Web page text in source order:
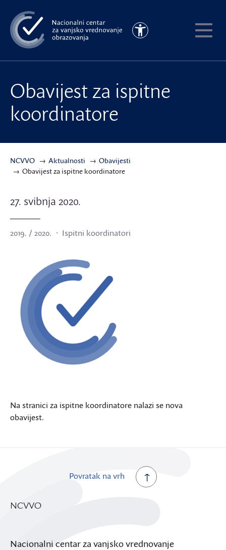
na
glavni
sadržaj
Pristupačnost
Obavijest za ispitne
koordinatore
NCVVO Aktualnosti
Obavijesti
Obavijest za ispitne koordinatore
27. svibnja 2020.
2019. / 2020. Ispitni koordinatori
Na stranici za ispitne koordinatore nalazi se nova
obavijest.
Povratak na vrh
NCVVO
Nacionalni centar za vanjsko vrednovanje